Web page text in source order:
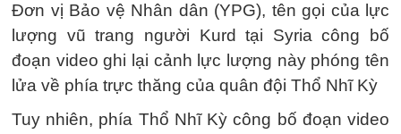
Đơn vị Bảo vệ Nhân dân (YPG), tên gọi của lực
lượng vũ trang người Kurd tại Syria công bố
đoạn video ghi lại cảnh lực lượng này phóng tên
lửa về phía trực thăng của quân đội Thổ Nhĩ Kỳ
Tuy nhiên, phía Thổ Nhĩ Kỳ công bố đoạn video